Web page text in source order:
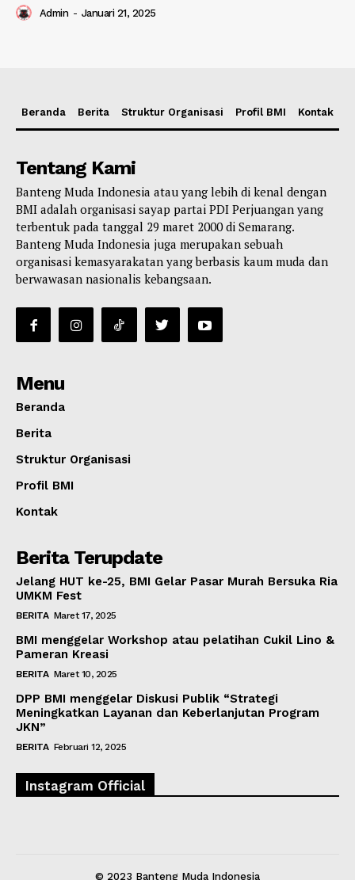
Admin - Januari 21, 2025
Beranda Berita Struktur Organisasi Profil BMI Kontak
Tentang Kami
Banteng Muda Indonesia atau yang lebih di kenal dengan
BMI adalah organisasi sayap partai PDI Perjuangan yang
terbentuk pada tanggal 29 maret 2000 di Semarang.
Banteng Muda Indonesia juga merupakan sebuah
organisasi kemasyarakatan yang berbasis kaum muda dan
berwawasan nasionalis kebangsaan.
Menu
Beranda
Berita
Struktur Organisasi
Profil BMI
Kontak
Berita Terupdate
Jelang HUT ke-25, BMI Gelar Pasar Murah Bersuka Ria
UMKM Fest
BERITA Maret 17, 2025
BMI menggelar Workshop atau pelatihan Cukil Lino &
Pameran Kreasi
BERITA Maret 10, 2025
DPP BMI menggelar Diskusi Publik “Strategi
Meningkatkan Layanan dan Keberlanjutan Program
JKN”
BERITA Februari 12, 2025
Instagram Official
© 2023 Banteng Muda Indonesia